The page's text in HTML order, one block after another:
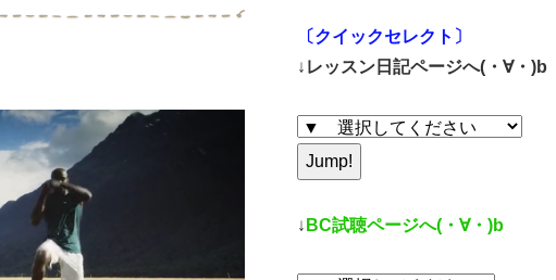
〔クイックセレクト〕
↓ レッスン日記ページへ(・∀・)b
↓ BC試聴ページへ(・∀・)b